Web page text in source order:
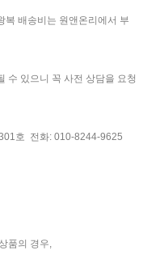
복 배송비는 원앤온리에서 부
수 있으니 꼭 사전 상담을 요청
호 전화: 010-8244-9625
품의 경우,